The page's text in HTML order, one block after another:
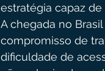
estratégia capaz
A chegada no
compromisso de
dificuldade de